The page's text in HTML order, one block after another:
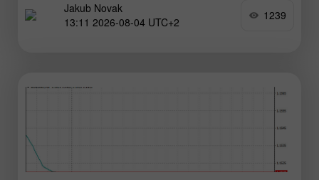
ปรับตัวขึ้นของคู่สกุลเงินนี้ Euro ผ่านพ้นช่วงการประกาศตัวเลข
เศรษฐกิจรองของยุโรปมาได้โดยไม่เผชิญแรงกดดันตามคาด
Jakub Novak
13:11 2026-08-04 UTC+2
1239